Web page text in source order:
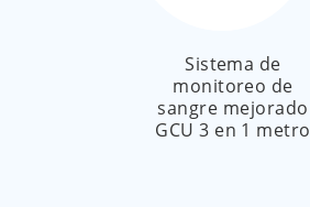
Sistema de
monitoreo de
sangre mejorado
GCU 3 en 1 metro